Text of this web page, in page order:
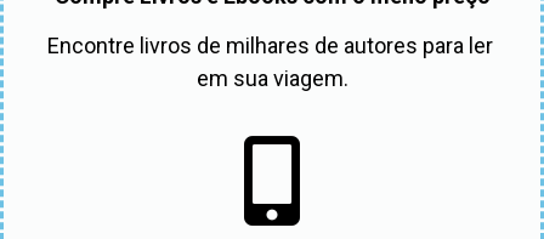
Encontre livros de milhares de autores para ler
em sua viagem.